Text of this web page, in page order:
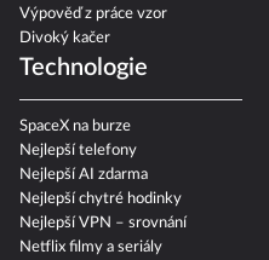
Výpověď z práce vzor
Divoký kačer
Technologie
SpaceX na burze
Nejlepší telefony
Nejlepší AI zdarma
Nejlepší chytré hodinky
Nejlepší VPN – srovnání
Netflix filmy a seriály